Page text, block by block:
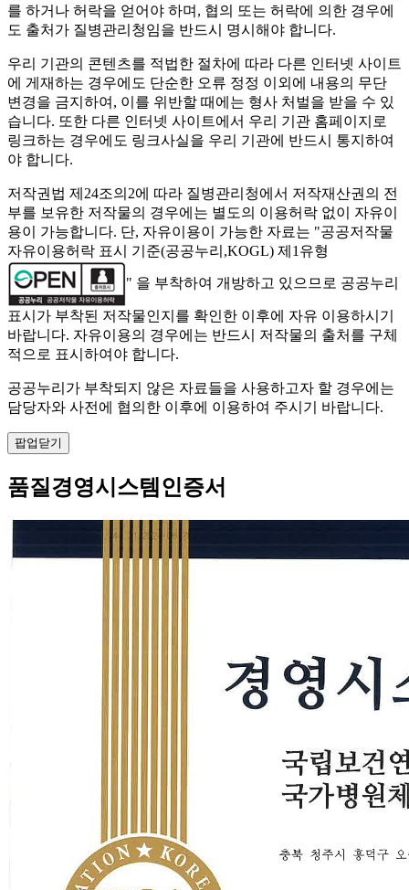
를 하거나 허락을 얻어야 하며, 협의 또는 허락에 의한 경우에
도 출처가 질병관리청임을 반드시 명시해야 합니다.
우리 기관의 콘텐츠를 적법한 절차에 따라 다른 인터넷 사이트
에 게재하는 경우에도 단순한 오류 정정 이외에 내용의 무단
변경을 금지하여, 이를 위반할 때에는 형사 처벌을 받을 수 있
습니다. 또한 다른 인터넷 사이트에서 우리 기관 홈페이지로
링크하는 경우에도 링크사실을 우리 기관에 반드시 통지하여
야 합니다.
저작권법 제24조의2에 따라 질병관리청에서 저작재산권의 전
부를 보유한 저작물의 경우에는 별도의 이용허락 없이 자유이
용이 가능합니다. 단, 자유이용이 가능한 자료는 "공공저작물
자유이용허락 표시 기준(공공누리,KOGL) 제1유형
" 을 부착하여 개방하고 있으므로 공공누리
표시가 부착된 저작물인지를 확인한 이후에 자유 이용하시기
바랍니다. 자유이용의 경우에는 반드시 저작물의 출처를 구체
적으로 표시하여야 합니다.
공공누리가 부착되지 않은 자료들을 사용하고자 할 경우에는
담당자와 사전에 협의한 이후에 이용하여 주시기 바랍니다.
팝업닫기
품질경영시스템인증서